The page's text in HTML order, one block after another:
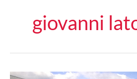
giovanni